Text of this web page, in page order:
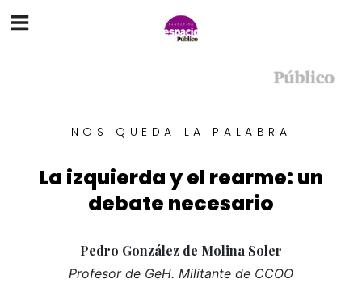
NOS QUEDA LA PALABRA
La izquierda y el rearme: un
debate necesario
Pedro González de Molina Soler
Profesor de GeH. Militante de CCOO